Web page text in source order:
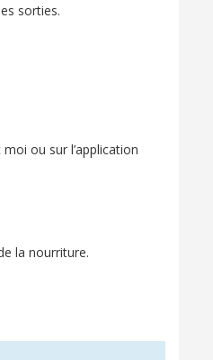
sorties.
ou sur l’application
la nourriture.